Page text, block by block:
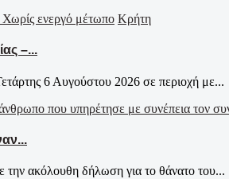
Κρήτη
–...
6 Αυγούστου 2026 σε περιοχή με...
ακόλουθη δήλωση για το θάνατο του...